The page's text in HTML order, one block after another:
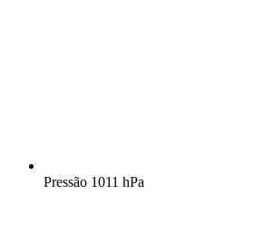
Pressão 1011 hPa